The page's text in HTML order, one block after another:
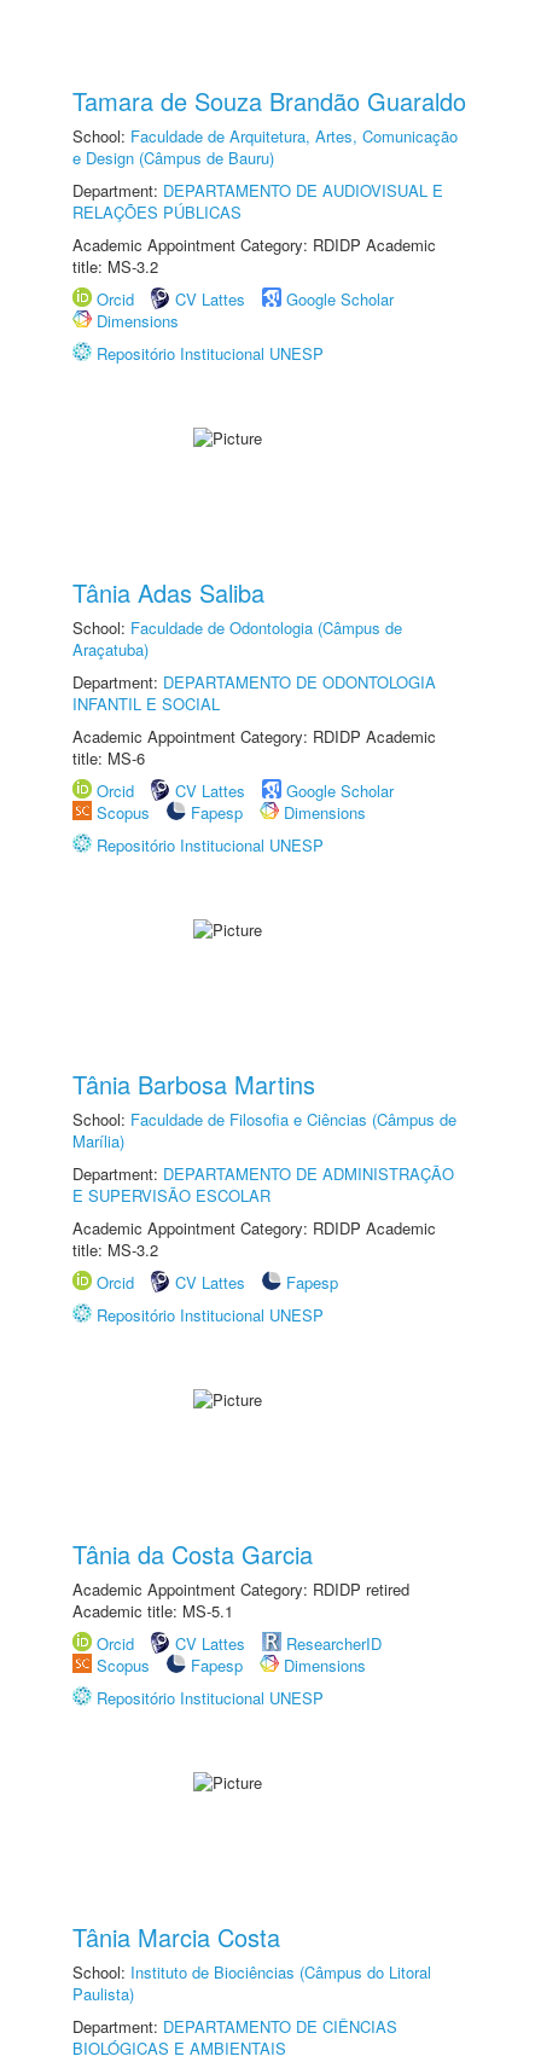
Tamara de Souza Brandão Guaraldo
School: Faculdade de Arquitetura, Artes, Comunicação
e Design (Câmpus de Bauru)
Department: DEPARTAMENTO DE AUDIOVISUAL E
RELAÇÕES PÚBLICAS
Academic Appointment Category: RDIDP Academic
title: MS-3.2
Orcid
CV Lattes
Google Scholar
Dimensions
Repositório Institucional UNESP
Tânia Adas Saliba
School: Faculdade de Odontologia (Câmpus de
Araçatuba)
Department: DEPARTAMENTO DE ODONTOLOGIA
INFANTIL E SOCIAL
Academic Appointment Category: RDIDP Academic
title: MS-6
Orcid
CV Lattes
Google Scholar
Scopus
Fapesp
Dimensions
Repositório Institucional UNESP
Tânia Barbosa Martins
School: Faculdade de Filosofia e Ciências (Câmpus de
Marília)
Department: DEPARTAMENTO DE ADMINISTRAÇÃO
E SUPERVISÃO ESCOLAR
Academic Appointment Category: RDIDP Academic
title: MS-3.2
Orcid
CV Lattes
Fapesp
Repositório Institucional UNESP
Tânia da Costa Garcia
Academic Appointment Category: RDIDP retired
Academic title: MS-5.1
Orcid
CV Lattes
ResearcherID
Scopus
Fapesp
Dimensions
Repositório Institucional UNESP
Tânia Marcia Costa
School: Instituto de Biociências (Câmpus do Litoral
Paulista)
Department: DEPARTAMENTO DE CIÊNCIAS
BIOLÓGICAS E AMBIENTAIS